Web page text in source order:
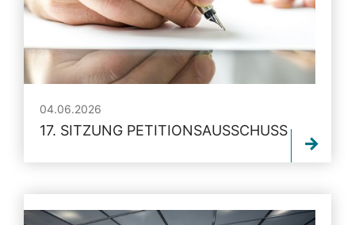
04.06.2026
17. SITZUNG PETITIONSAUSSCHUSS